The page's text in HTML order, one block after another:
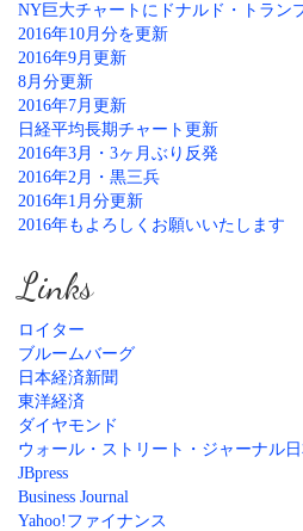
NY巨大チャートにドナルド・トラン
2016年10月分を更新
2016年9月更新
8月分更新
2016年7月更新
日経平均長期チャート更新
2016年3月・3ヶ月ぶり反発
2016年2月・黒三兵
2016年1月分更新
2016年もよろしくお願いいたします
Links
ロイター
ブルームバーグ
日本経済新聞
東洋経済
ダイヤモンド
ウォール・ストリート・ジャーナル
JBpress
Business Journal
Yahoo!ファイナンス